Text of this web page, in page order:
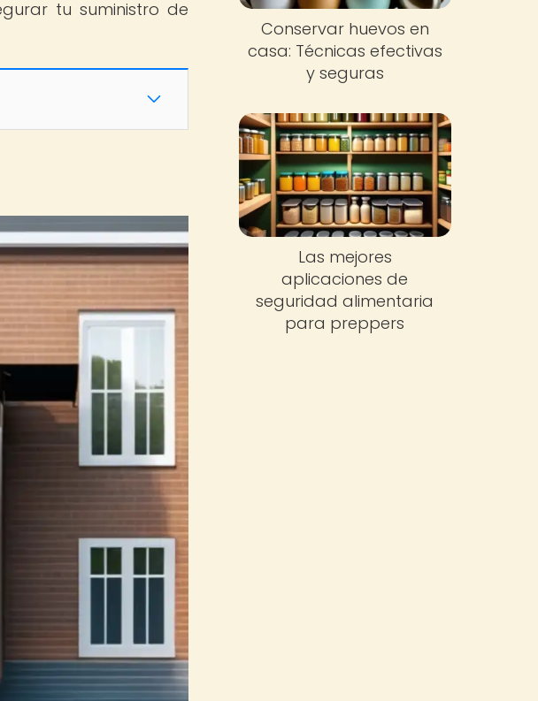
tu suministro de
Conservar huevos en
casa: Técnicas efectivas
y seguras
Las mejores
aplicaciones de
seguridad alimentaria
para preppers